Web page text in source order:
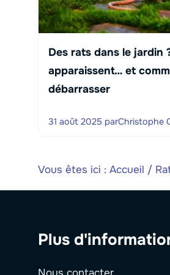
Des rats dans le jardin
apparaissent… et
débarrasser
31 août 2025 parChristophe
Vous êtes ici : Accueil /
Plus